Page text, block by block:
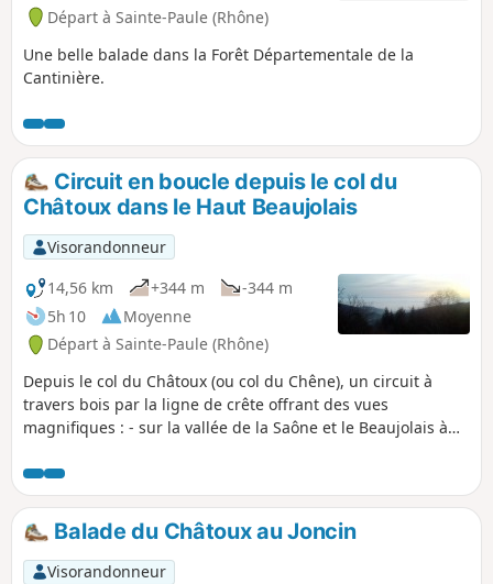
Départ à Sainte-Paule (Rhône)
Une belle balade dans la Forêt Départementale de la
Cantinière.
Circuit en boucle depuis le col du
Châtoux dans le Haut Beaujolais
Visorandonneur
14,56 km
+344 m
-344 m
5h 10
Moyenne
Départ à Sainte-Paule (Rhône)
Depuis le col du Châtoux (ou col du Chêne), un circuit à
travers bois par la ligne de crête offrant des vues
magnifiques : - sur la vallée de la Saône et le Beaujolais à
Balade du Châtoux au Joncin
Visorandonneur